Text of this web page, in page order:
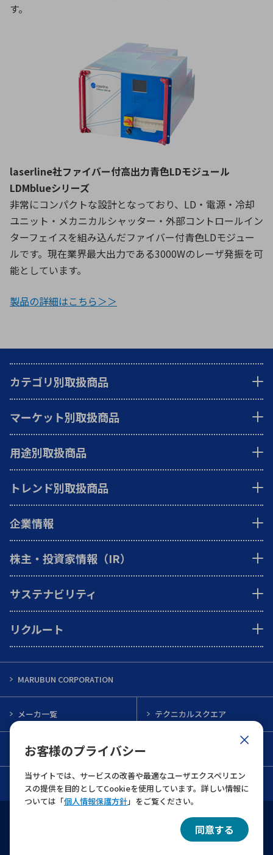
お客様のプライバシー
当サイトでは、サービスの改善や最適なユーザエクスペリエン
スの提供を目的としてCookieを使用しています。詳しい情報に
ついては「個人情報保護方針」をご覧ください。
同意する
す。
laserline社ファイバー付高出力青色LDモジュール
LDMblueシリーズ
非常にコンパクトな設計となっており、LD・電源・冷却
ユニット・メカニカルシャッター・外部コントロールイン
ターフェイスを組み込んだファイバー付青色LDモジュー
ルです。現在業界最大出力である3000Wのレーザ発振を可
能としています。
製品の詳細はこちら＞＞
カテゴリ別取扱商品
マーケット別取扱商品
用途別取扱商品
トレンド別取扱商品
企業情報
株主・投資家情報（IR）
サステナビリティ
リクルート
MARUBUN CORPORATION
メーカ一覧 テクニカルスクエア
インフォメーション
お問い合わせ
個人情報保護について
© 2022 MARUBUN CORPORATION All Rights Reserved.